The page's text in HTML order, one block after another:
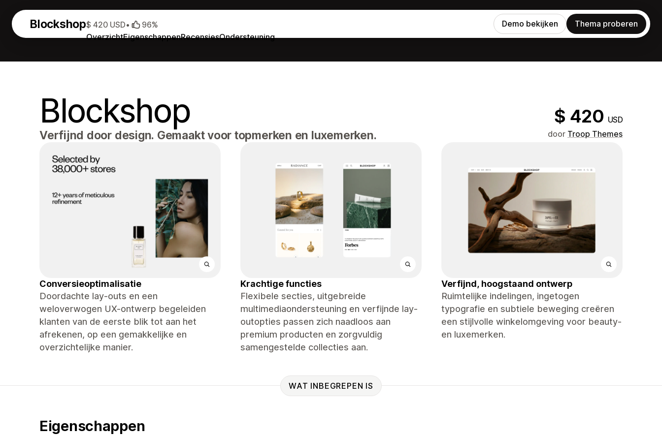
Blockshop
OverzichtEigenschappenRecensiesOndersteuning
$ 420 USD• 96% Demo bekijken Thema proberen
Blockshop $ 420 USD
Verfijnd door design. Gemaakt voor topmerken en luxemerken. door Troop Themes
Conversieoptimalisatie
Doordachte lay-outs en een
weloverwogen UX-ontwerp begeleiden
klanten van de eerste blik tot aan het
afrekenen, op een gemakkelijke en
overzichtelijke manier.
Krachtige functies
Flexibele secties, uitgebreide
multimediaondersteuning en verfijnde lay-
outopties passen zich naadloos aan
premium producten en zorgvuldig
samengestelde collecties aan.
Verfijnd, hoogstaand ontwerp
Ruimtelijke indelingen, ingetogen
typografie en subtiele beweging creëren
een stijlvolle winkelomgeving voor beauty-
en luxemerken.
WAT INBEGREPEN IS
Eigenschappen